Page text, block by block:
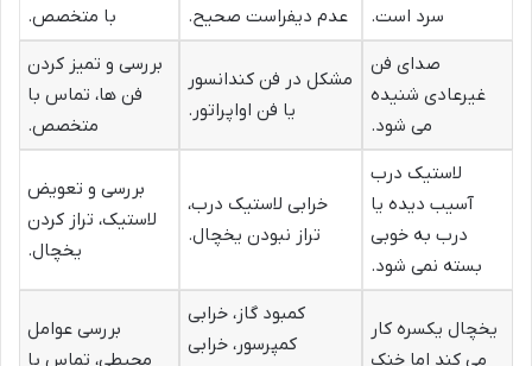
سرد است.
عدم دیفراست صحیح.
با متخصص.
صدای فن
غیرعادی شنیده
می شود.
مشکل در فن کندانسور
یا فن اواپراتور.
بررسی و تمیز کردن
فن ها، تماس با
متخصص.
لاستیک درب
آسیب دیده یا
درب به خوبی
بسته نمی شود.
خرابی لاستیک درب،
تراز نبودن یخچال.
بررسی و تعویض
لاستیک، تراز کردن
یخچال.
یخچال یکسره کار
می کند اما خنک
کمبود گاز، خرابی
کمپرسور، خرابی
بررسی عوامل
محیطی، تماس با